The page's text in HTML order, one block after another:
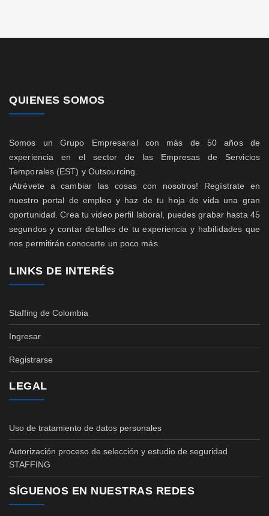
QUIENES SOMOS
Somos un Grupo Empresarial con más de 50 años de
experiencia en el sector de las Empresas de Servicios
Temporales (EST) y Outsourcing.
¡Atrévete a cambiar las cosas con nosotros! Regístrate en
nuestro portal de empleo y haz de tu hoja de vida una gran
oportunidad. Crea tu video perfil laboral, puedes grabar hasta 45
segundos y contar detalles de tu experiencia y habilidades que
nos permitirán conocerte un poco más.
LINKS DE INTERÉS
Staffing de Colombia
Ingresar
Registrarse
LEGAL
Uso de tratamiento de datos personales
Autorización proceso de selección y estudio de seguridad
STAFFING
SÍGUENOS EN NUESTRAS REDES